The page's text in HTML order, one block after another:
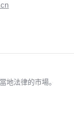
地法律的市場。